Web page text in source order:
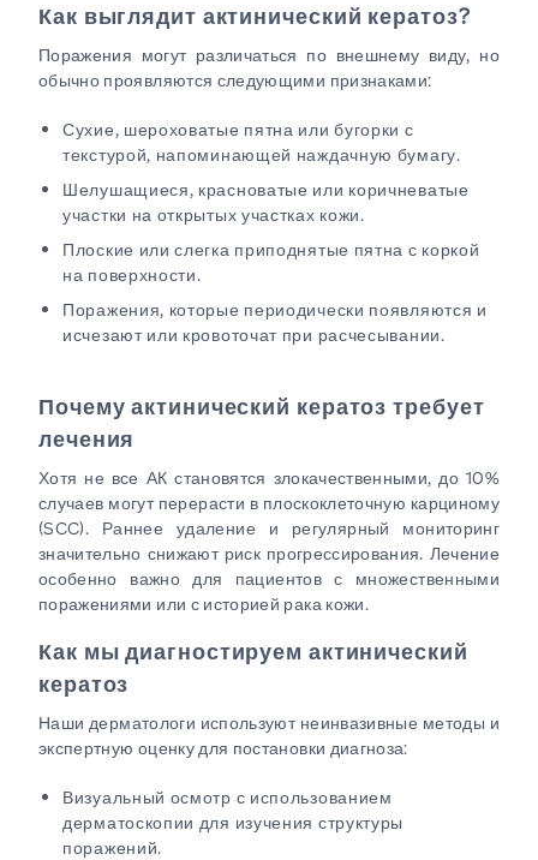
Как выглядит актинический кератоз?
Поражения могут различаться по внешнему виду, но
обычно проявляются следующими признаками:
Сухие, шероховатые пятна или бугорки с
текстурой, напоминающей наждачную бумагу.
Шелушащиеся, красноватые или коричневатые
участки на открытых участках кожи.
Плоские или слегка приподнятые пятна с коркой
на поверхности.
Поражения, которые периодически появляются и
исчезают или кровоточат при расчесывании.
Почему актинический кератоз требует
лечения
Хотя не все АК становятся злокачественными, до 10%
случаев могут перерасти в плоскоклеточную карциному
(SCC). Раннее удаление и регулярный мониторинг
значительно снижают риск прогрессирования. Лечение
особенно важно для пациентов с множественными
поражениями или с историей рака кожи.
Как мы диагностируем актинический
кератоз
Наши дерматологи используют неинвазивные методы и
экспертную оценку для постановки диагноза:
Визуальный осмотр с использованием
дерматоскопии для изучения структуры
поражений.